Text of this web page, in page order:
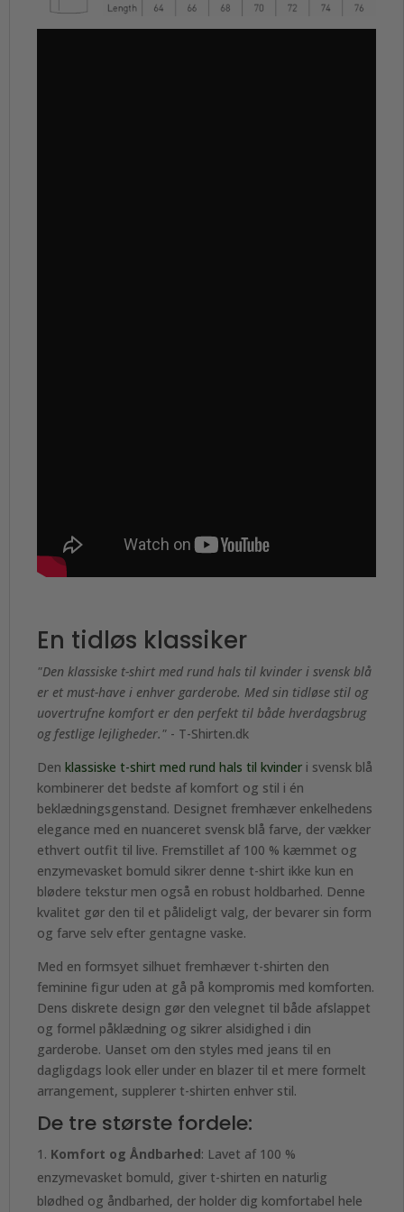
En tidløs klassiker
"Den klassiske t-shirt med rund hals til kvinder i svensk blå
er et must-have i enhver garderobe. Med sin tidløse stil og
uovertrufne komfort er den perfekt til både hverdagsbrug
og festlige lejligheder." - T-Shirten.dk
Den klassiske t-shirt med rund hals til kvinder i svensk blå
kombinerer det bedste af komfort og stil i én
beklædningsgenstand. Designet fremhæver enkelhedens
elegance med en nuanceret svensk blå farve, der vækker
ethvert outfit til live. Fremstillet af 100 % kæmmet og
enzymevasket bomuld sikrer denne t-shirt ikke kun en
blødere tekstur men også en robust holdbarhed. Denne
kvalitet gør den til et pålideligt valg, der bevarer sin form
og farve selv efter gentagne vaske.
Med en formsyet silhuet fremhæver t-shirten den
feminine figur uden at gå på kompromis med komforten.
Dens diskrete design gør den velegnet til både afslappet
og formel påklædning og sikrer alsidighed i din
garderobe. Uanset om den styles med jeans til en
dagligdags look eller under en blazer til et mere formelt
arrangement, supplerer t-shirten enhver stil.
De tre største fordele:
Komfort og Åndbarhed: Lavet af 100 %
enzymevasket bomuld, giver t-shirten en naturlig
blødhed og åndbarhed, der holder dig komfortabel hele